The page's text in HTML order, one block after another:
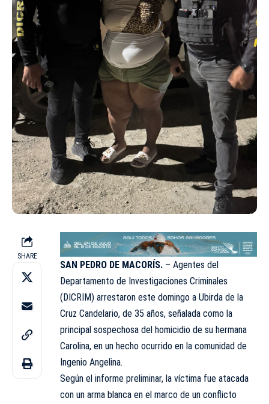
SHARE
SAN PEDRO DE MACORÍS. – Agentes del
Departamento de Investigaciones Criminales
(DICRIM) arrestaron este domingo a Ubirda de la
Cruz Candelario, de 35 años, señalada como la
principal sospechosa del homicidio de su hermana
Carolina, en un hecho ocurrido en la comunidad de
Ingenio Angelina.
Según el informe preliminar, la víctima fue atacada
con un arma blanca en el marco de un conflicto